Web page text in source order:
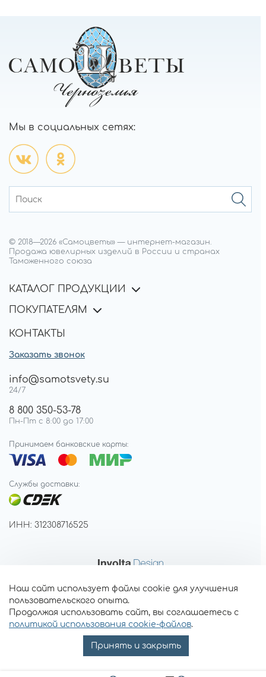
Мы в социальных сетях:
© 2018—2026 «Самоцветы» — интернет-магазин.
Продажа ювелирных изделий в России и странах
Таможенного союза
КАТАЛОГ ПРОДУКЦИИ
ПОКУПАТЕЛЯМ
КОНТАКТЫ
Заказать звонок
info@samotsvety.su
24/7
8 800 350-53-78
Пн-Пт с 8:00 до 17:00
Принимаем банковские карты:
Службы доставки:
ИНН: 312308716525
Наш сайт использует файлы cookie для улучшения
пользовательского опыта.
Продолжая использовать сайт, вы соглашаетесь с
политикой использования cookie-файлов.
Принять и закрыть